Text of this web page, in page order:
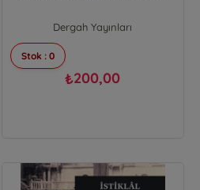
Dergah Yayınları
Stok : 0
₺200,00